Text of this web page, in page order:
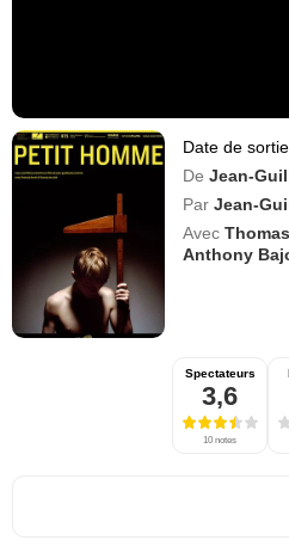
Date de
De Jean-
Par Jean-
Avec
Anthony
Spectateurs
3,6
10 notes